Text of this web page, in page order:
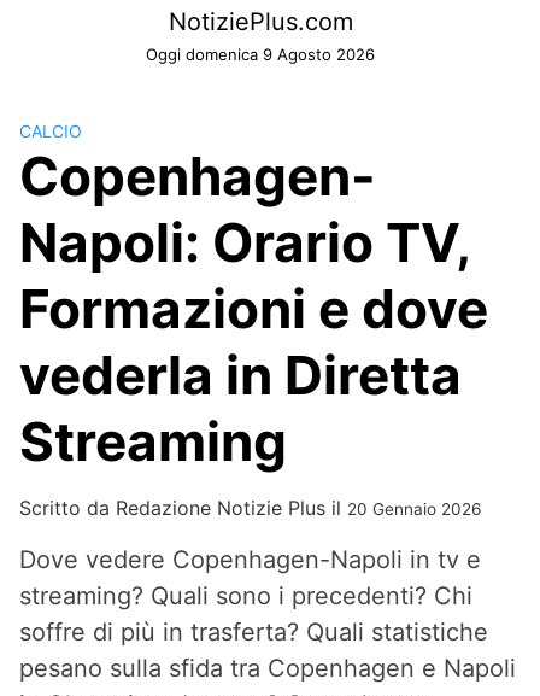
NotiziePlus.com
Oggi domenica 9 Agosto 2026
CALCIO
Copenhagen-
Napoli: Orario TV,
Formazioni e dove
vederla in Diretta
Streaming
Scritto da Redazione Notizie Plus il 20 Gennaio 2026
Dove vedere Copenhagen-Napoli in tv e
streaming? Quali sono i precedenti? Chi
soffre di più in trasferta? Quali statistiche
pesano sulla sfida tra Copenhagen e Napoli